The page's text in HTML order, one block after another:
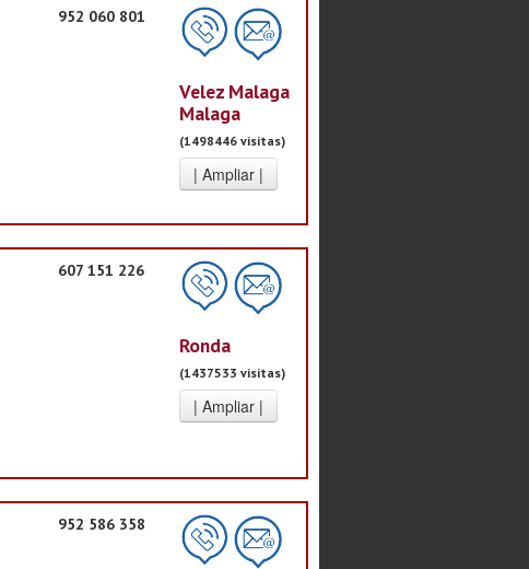
952 060 801
Velez Malaga
Malaga
(1498446 visitas)
607 151 226
Ronda
(1437533 visitas)
952 586 358